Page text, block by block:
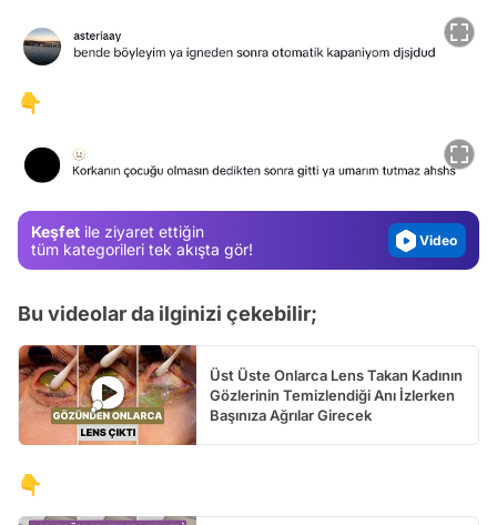
👇
Keşfet ile ziyaret ettiğin
tüm kategorileri tek akışta gör!
Gündem
Video
Bu videolar da ilginizi çekebilir;
Üst Üste Onlarca Lens Takan Kadının
Gözlerinin Temizlendiği Anı İzlerken
Başınıza Ağrılar Girecek
👇